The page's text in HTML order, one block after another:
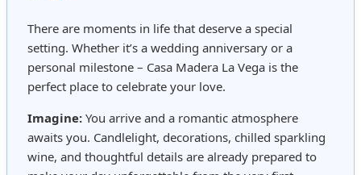
There are moments in life that deserve a special
setting. Whether it’s a wedding anniversary or a
personal milestone – Casa Madera La Vega is the
perfect place to celebrate your love.
Imagine: You arrive and a romantic atmosphere
awaits you. Candlelight, decorations, chilled sparkling
wine, and thoughtful details are already prepared to